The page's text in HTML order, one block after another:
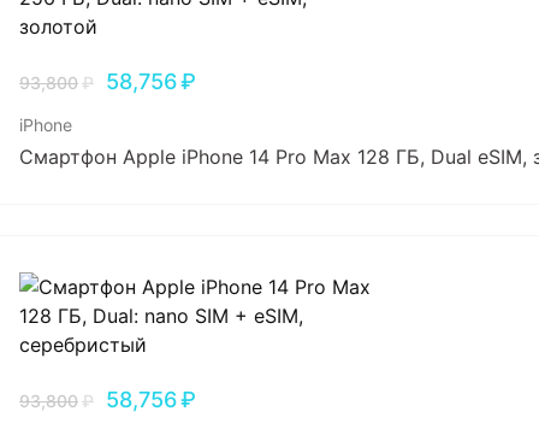
93,800₽ 58,756₽
iPhone
Смартфон Apple iPhone 14 Pro Max 128 ГБ, Dual еSIM,
93,800₽ 58,756₽